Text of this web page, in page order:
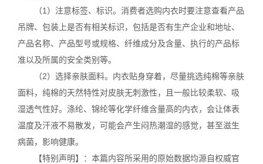
（1）注意标签、标识。消费者选购内衣时要注意查看产品
吊牌、包装上是否有相关标识，包括是否有生产企业和地址、
产品名称、产品型号或规格、纤维成分及含量、执行的产品标
准以及所属的安全类别等。
（2）选择亲肤面料。内衣贴身穿着，尽量挑选纯棉等亲肤
面料，纯棉的天然特性对皮肤无刺激性，且一般比较柔软、吸
湿透气性好。涤纶、锦纶等化学纤维含量高的内衣，会让体表
温度及汗液不易散发，可能会产生闷热潮湿的感觉，甚至滋生
病菌，影响健康。
【特别声明】：本篇内容所采用的原始数据均源自权威官